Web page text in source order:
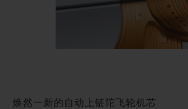
焕然一新的自动上链陀飞轮机芯